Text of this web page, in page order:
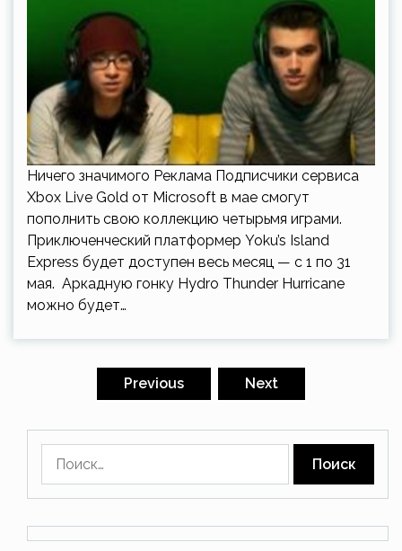
Ничего значимого Реклама Подписчики сервиса
Xbox Live Gold от Microsoft в мае смогут
пополнить свою коллекцию четырьмя играми.
Приключенческий платформер Yoku’s Island
Express будет доступен весь месяц — с 1 по 31
мая. Аркадную гонку Hydro Thunder Hurricane
можно будет…
Previous Next